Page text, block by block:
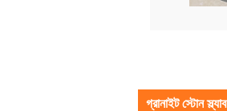
গ্রানাইট স্টোন স্ল্যাব